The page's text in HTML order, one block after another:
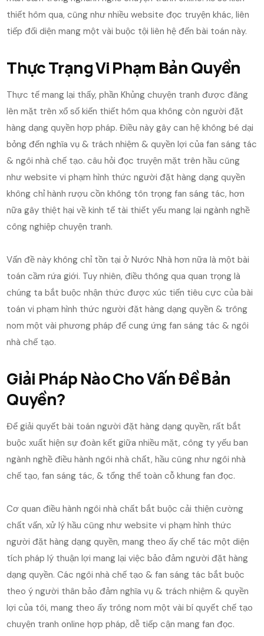
thiết hôm qua, cũng như nhiều website đọc truyện khác, liên
tiếp đối diện mang một vài buộc tội liên hệ đến bài toán này.
Thực Trạng Vi Phạm Bản Quyền
Thực tế mang lại thấy, phần Khủng chuyện tranh được đăng
lên mặt trên xổ số kiến thiết hôm qua không còn người đặt
hàng dạng quyền hợp pháp. Điều này gây can hệ không bé dại
bỏng đến nghĩa vụ & trách nhiệm & quyền lợi của fan sáng tác
& ngôi nhà chế tạo. câu hỏi đọc truyện mặt trên hầu cũng
như website vi phạm hình thức người đặt hàng dạng quyền
không chỉ hành rượu cồn không tôn trọng fan sáng tác, hơn
nữa gây thiệt hại về kinh tế tài thiết yếu mang lại ngành nghề
công nghiệp chuyện tranh.
Vấn đề này không chỉ tồn tại ở Nước Nhà hơn nữa là một bài
toán cầm rứa giới. Tuy nhiên, điều thông qua quan trọng là
chúng ta bắt buộc nhận thức được xúc tiến tiêu cực của bài
toán vi phạm hình thức người đặt hàng dạng quyền & trông
nom một vài phương pháp để cung ứng fan sáng tác & ngôi
nhà chế tạo.
Giải Pháp Nào Cho Vấn Đề Bản
Quyền?
Để giải quyết bài toán người đặt hàng dạng quyền, rất bắt
buộc xuất hiện sự đoàn kết giữa nhiều mặt, công ty yếu ban
ngành nghề điều hành ngôi nhà chất, hầu cũng như ngôi nhà
chế tạo, fan sáng tác, & tổng thể toàn cỗ khung fan đọc.
Cơ quan điều hành ngôi nhà chất bắt buộc cải thiện cường
chất vấn, xử lý hầu cũng như website vi phạm hình thức
người đặt hàng dạng quyền, mang theo ấy chế tác một diện
tích pháp lý thuận lợi mang lại việc bảo đảm người đặt hàng
dạng quyền. Các ngôi nhà chế tạo & fan sáng tác bắt buộc
theo ý người thân bảo đảm nghĩa vụ & trách nhiệm & quyền
lợi của tôi, mang theo ấy trông nom một vài bí quyết chế tạo
chuyện tranh online hợp pháp, dễ tiếp cận mang fan đọc.